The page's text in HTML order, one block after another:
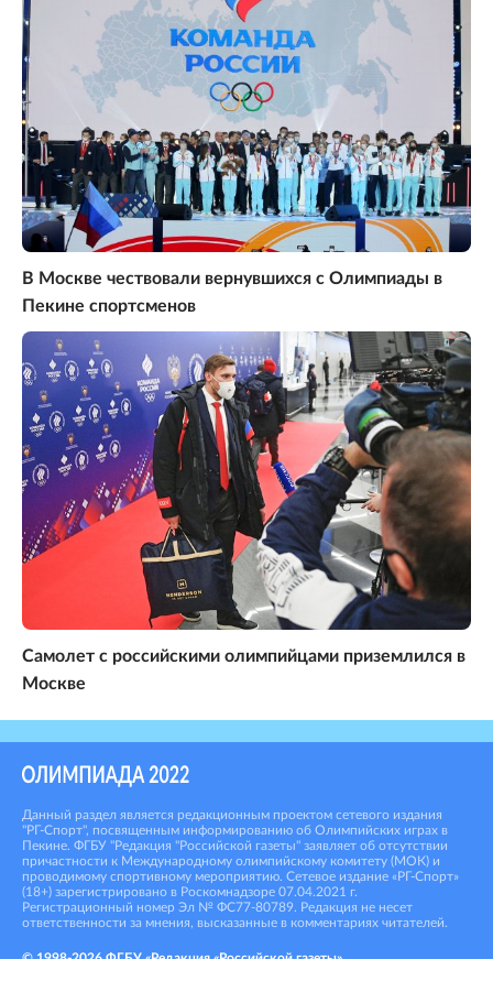
В Москве чествовали вернувшихся с Олимпиады в
Пекине спортсменов
Самолет с российскими олимпийцами приземлился в
Москве
Данный раздел является редакционным проектом сетевого издания
"РГ-Спорт", посвященным информированию об Олимпийских играх в
Пекине. ФГБУ "Редакция "Российской газеты" заявляет об отсутствии
причастности к Международному олимпийскому комитету (МОК) и
проводимому спортивному мероприятию. Сетевое издание «РГ-Спорт»
(18+) зарегистрировано в Роскомнадзоре 07.04.2021 г.
Регистрационный номер Эл № ФС77-80789. Редакция не несет
ответственности за мнения, высказанные в комментариях читателей.
© 1998-2026ФГБУ «Редакция «Российской газеты»